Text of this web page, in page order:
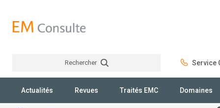
Rechercher Service
Actualités Revues Traités EMC Domaines